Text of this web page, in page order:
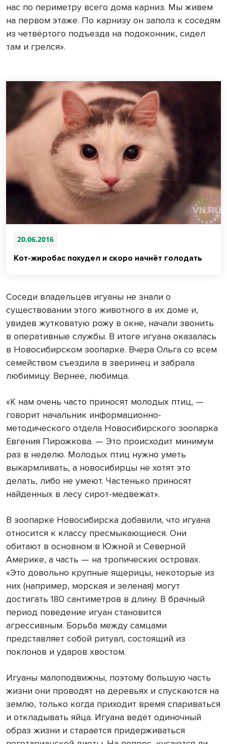
нас по периметру всего дома карниз. Мы живем
на первом этаже. По карнизу он заполз к соседям
из четвёртого подъезда на подоконник, сидел
там и грелся».
20.06.2016
Кот-жиробас похудел и скоро начнёт голодать
Соседи владельцев игуаны не знали о
существовании этого животного в их доме и,
увидев жутковатую рожу в окне, начали звонить
в оперативные службы. В итоге игуана оказалась
в Новосибирском зоопарке. Вчера Ольга со всем
семейством съездила в зверинец и забрала
любимицу. Вернее, любимца.
«К нам очень часто приносят молодых птиц, —
говорит начальник информационно-
методического отдела Новосибирского зоопарка
Евгения Пирожкова. — Это происходит минимум
раз в неделю. Молодых птиц нужно уметь
выкармливать, а новосибирцы не хотят это
делать, либо не умеют. Частенько приносят
найденных в лесу сирот-медвежат».
В зоопарке Новосибирска добавили, что игуана
относится к классу пресмыкающиеся. Они
обитают в основном в Южной и Северной
Америке, а часть — на тропических островах.
«Это довольно крупные ящерицы, некоторые из
них (например, морская и зеленая) могут
достигать 180 сантиметров в длину. В брачный
период поведение игуан становится
агрессивным. Борьба между самцами
представляет собой ритуал, состоящий из
поклонов и ударов хвостом.
Игуаны малоподвижны, поэтому большую часть
жизни они проводят на деревьях и спускаются на
землю, только когда приходит время спариваться
и откладывать яйца. Игуана ведёт одиночный
образ жизни и старается придерживаться